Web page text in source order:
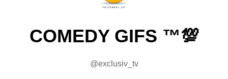
COMEDY GIFS ™💯
@exclusiv_tv